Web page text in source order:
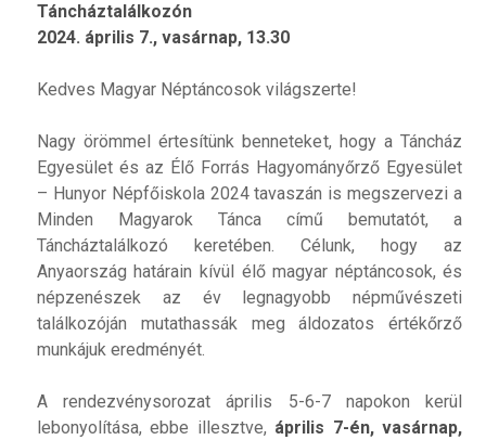
Táncháztalálkozón
2024. április 7., vasárnap, 13.30
Kedves Magyar Néptáncosok világszerte!
Nagy örömmel értesítünk benneteket, hogy a Táncház
Egyesület és az Élő Forrás Hagyományőrző Egyesület
– Hunyor Népfőiskola 2024 tavaszán is megszervezi a
Minden Magyarok Tánca című bemutatót, a
Táncháztalálkozó keretében. Célunk, hogy az
Anyaország határain kívül élő magyar néptáncosok, és
népzenészek az év legnagyobb népművészeti
találkozóján mutathassák meg áldozatos értékőrző
munkájuk eredményét.
A rendezvénysorozat április 5-6-7 napokon kerül
lebonyolítása, ebbe illesztve, április 7-én, vasárnap,